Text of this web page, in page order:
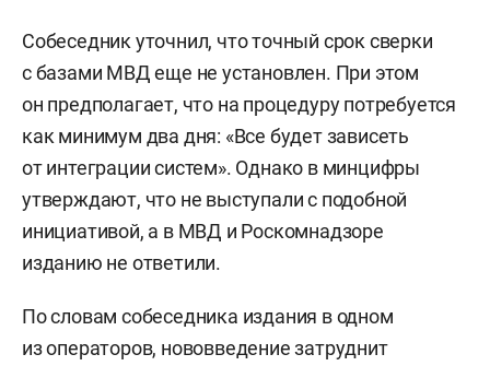
Собеседник уточнил, что точный срок сверки
с базами МВД еще не установлен. При этом
он предполагает, что на процедуру потребуется
как минимум два дня: «Все будет зависеть
от интеграции систем». Однако в минцифры
утверждают, что не выступали с подобной
инициативой, а в МВД и Роскомнадзоре
изданию не ответили.
По словам собеседника издания в одном
из операторов, нововведение затруднит